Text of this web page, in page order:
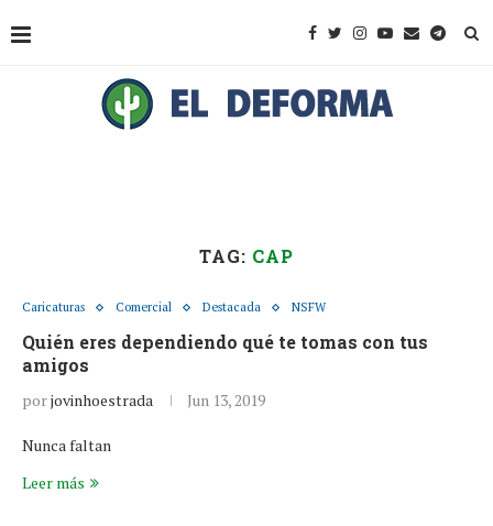
TAG: CAP
Caricaturas Comercial Destacada NSFW
Quién eres dependiendo qué te tomas con tus
amigos
porjovinhoestrada Jun 13, 2019
Nunca faltan
Leer más